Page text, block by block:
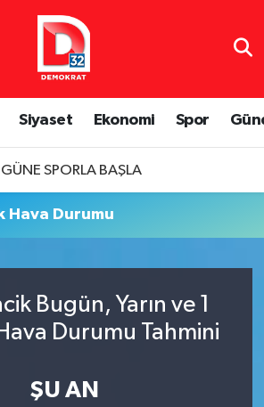
Siyaset Ekonomi Spor
GÜNE SPORLA BAŞLA
Hava Durumu
Bugün, Yarın ve 1
Durumu Tahmini
ŞU AN
Eczaneler
Durumu
Vakitleri